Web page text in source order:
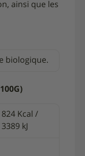
ainsi que les
biologique.
824 Kcal /
3389 kJ